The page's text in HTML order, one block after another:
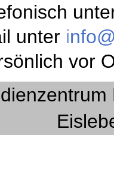
unter i
vor